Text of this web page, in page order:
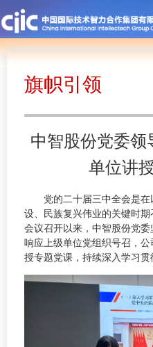
旗帜引领
中智股份党委领
单位讲
党的二十届三中全会是在
设、民族复兴伟业的关键时
会议召开以来，中智股份党
响应上级单位党组织号召，
授专题党课，持续深入学习贯